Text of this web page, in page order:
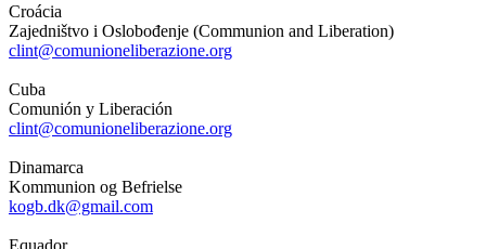
Croácia
Zajedništvo i Oslobođenje (Communion and Liberation)
clint@comunioneliberazione.org
Cuba
Comunión y Liberación
clint@comunioneliberazione.org
Dinamarca
Kommunion og Befrielse
kogb.dk@gmail.com
Equador